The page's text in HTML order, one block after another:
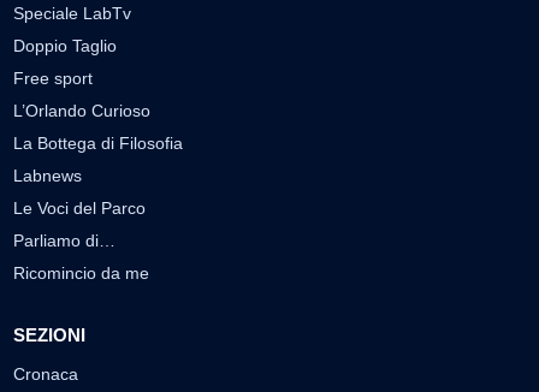
Speciale LabTv
Doppio Taglio
Free sport
L’Orlando Curioso
La Bottega di Filosofia
Labnews
Le Voci del Parco
Parliamo di…
Ricomincio da me
SEZIONI
Cronaca